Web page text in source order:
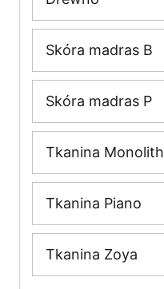
Skóra madras B
Skóra madras P
Tkanina Monolith
Tkanina Piano
Tkanina Zoya